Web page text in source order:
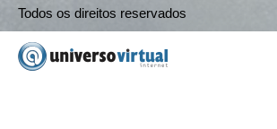
Todos os direitos reservados